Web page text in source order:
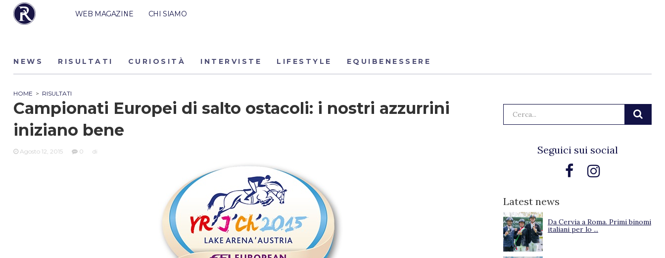
WEB MAGAZINE CHI SIAMO
NEWS RISULTATI CURIOSITÀ INTERVISTE LIFESTYLE EQUIBENESSERE
HOME > RISULTATI
Campionati Europei di salto ostacoli: i nostri azzurrini
iniziano bene
Agosto 12, 2015 0 di Seguici sui social
Latest news
Da Cervia a Roma. Primi binomi
italiani per lo ...